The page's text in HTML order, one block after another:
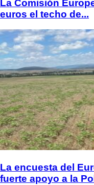
La Comisión
euros el techo de...
La encuesta del
fuerte apoyo a la